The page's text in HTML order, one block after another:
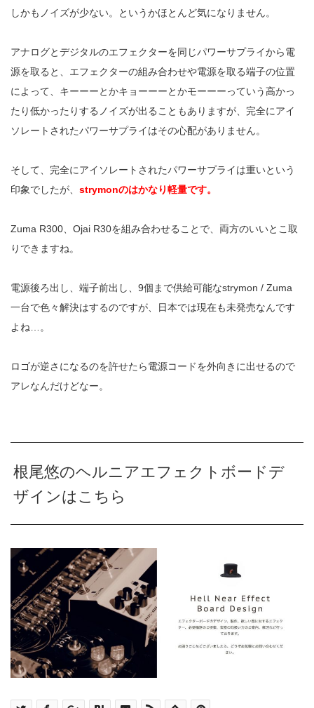
しかもノイズが少ない。というかほとんど気になりません。
アナログとデジタルのエフェクターを同じパワーサプライから電
源を取ると、エフェクターの組み合わせや電源を取る端子の位置
によって、キーーーとかキョーーーとかモーーーっていう高かっ
たり低かったりするノイズが出ることもありますが、完全にアイ
ソレートされたパワーサプライはその心配がありません。
そして、完全にアイソレートされたパワーサプライは重いという
印象でしたが、 strymonのはかなり軽量です。
Zuma R300、Ojai R30を組み合わせることで、両方のいいとこ取
りできますね。
電源後ろ出し、端子前出し、9個まで供給可能なstrymon / Zuma
一台で色々解決はするのですが、日本では現在も未発売なんです
よね…。
ロゴが逆さになるのを許せたら電源コードを外向きに出せるので
アレなんだけどなー。
根尾悠のヘルニアエフェクトボードデ
ザインはこちら